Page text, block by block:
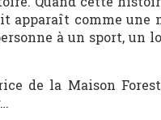
comme une
à un sport,
de la Maison